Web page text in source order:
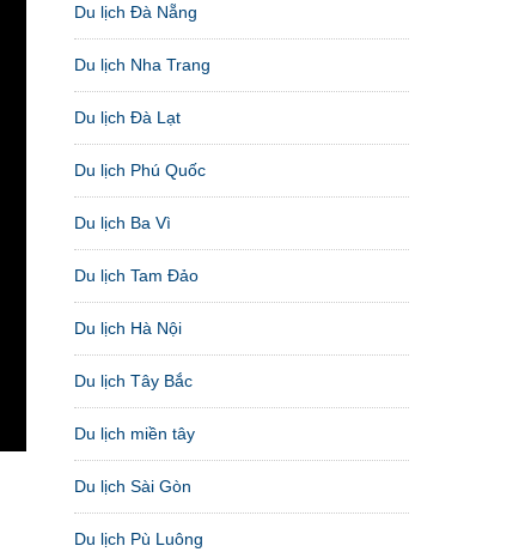
Du lịch Đà Nẵng
Du lịch Nha Trang
Du lịch Đà Lạt
Du lịch Phú Quốc
Du lịch Ba Vì
Du lịch Tam Đảo
Du lịch Hà Nội
Du lịch Tây Bắc
Du lịch miền tây
Du lịch Sài Gòn
Du lịch Pù Luông